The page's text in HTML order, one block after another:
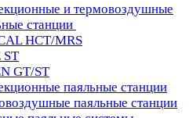
и термовоздушные
станции
HCT/MRS
ST
GT/ST
паяльные станции
паяльные станции